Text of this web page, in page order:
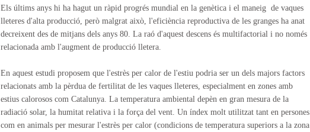
Els últims anys hi ha hagut un ràpid progrés mundial en la genètica i el maneig de vaques
lleteres d'alta producció, però malgrat això, l'eficiència reproductiva de les granges ha anat
decreixent des de mitjans dels anys 80. La raó d'aquest descens és multifactorial i no només
relacionada amb l'augment de producció lletera.
En aquest estudi proposem que l'estrès per calor de l'estiu podria ser un dels majors factors
relacionats amb la pèrdua de fertilitat de les vaques lleteres, especialment en zones amb
estius calorosos com Catalunya. La temperatura ambiental depèn en gran mesura de la
radiació solar, la humitat relativa i la força del vent. Un índex molt utilitzat tant en persones
com en animals per mesurar l'estrès per calor (condicions de temperatura superiors a la zona